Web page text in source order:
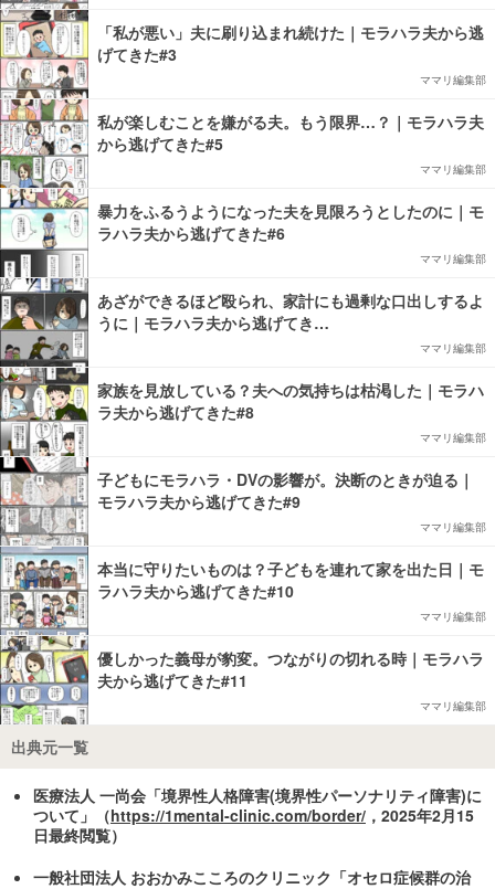
「私が悪い」夫に刷り込まれ続けた｜モラハラ夫から逃
げてきた#3
ママリ編集部
私が楽しむことを嫌がる夫。もう限界…？｜モラハラ夫
から逃げてきた#5
ママリ編集部
暴力をふるうようになった夫を見限ろうとしたのに｜モ
ラハラ夫から逃げてきた#6
ママリ編集部
あざができるほど殴られ、家計にも過剰な口出しするよ
うに｜モラハラ夫から逃げてき…
ママリ編集部
家族を見放している？夫への気持ちは枯渇した｜モラハ
ラ夫から逃げてきた#8
ママリ編集部
子どもにモラハラ・DVの影響が。決断のときが迫る｜
モラハラ夫から逃げてきた#9
ママリ編集部
本当に守りたいものは？子どもを連れて家を出た日｜モ
ラハラ夫から逃げてきた#10
ママリ編集部
優しかった義母が豹変。つながりの切れる時｜モラハラ
夫から逃げてきた#11
ママリ編集部
出典元一覧
医療法人 一尚会「境界性人格障害(境界性パーソナリティ障害)に
ついて」（https://1mental-clinic.com/border/ ，2025年2月15
日最終閲覧）
一般社団法人 おおかみこころのクリニック「オセロ症候群の治